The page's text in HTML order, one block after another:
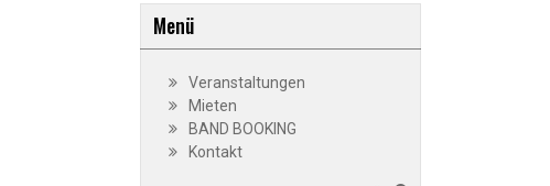
Menü
Veranstaltungen
Mieten
BAND BOOKING
Kontakt